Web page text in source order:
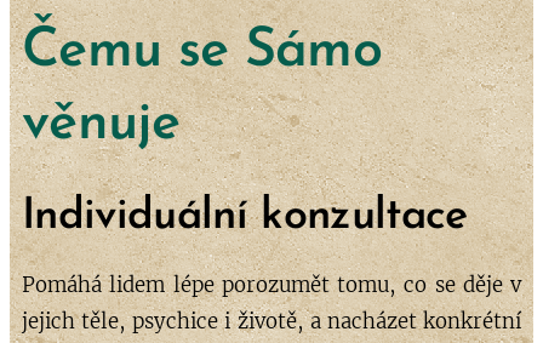
Čemu se Sámo
věnuje
Individuální konzultace
Pomáhá lidem lépe porozumět tomu, co se děje v
jejich těle, psychice i životě, a nacházet konkrétní